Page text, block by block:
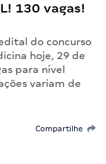
130 vagas!
do concurso
hoje, 29 de
para nível
variam de
Compartilhe